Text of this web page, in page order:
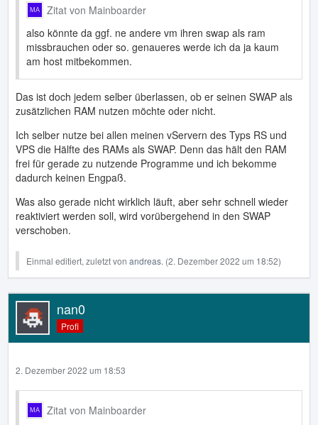
Zitat von Mainboarder
also könnte da ggf. ne andere vm ihren swap als ram
missbrauchen oder so. genaueres werde ich da ja kaum
am host mitbekommen.
Das ist doch jedem selber überlassen, ob er seinen SWAP als
zusätzlichen RAM nutzen möchte oder nicht.
Ich selber nutze bei allen meinen vServern des Typs RS und
VPS die Hälfte des RAMs als SWAP. Denn das hält den RAM
frei für gerade zu nutzende Programme und ich bekomme
dadurch keinen Engpaß.
Was also gerade nicht wirklich läuft, aber sehr schnell wieder
reaktiviert werden soll, wird vorübergehend in den SWAP
verschoben.
Einmal editiert, zuletzt von andreas. (2. Dezember 2022 um 18:52)
nan0
Profi
2. Dezember 2022 um 18:53
Zitat von Mainboarder